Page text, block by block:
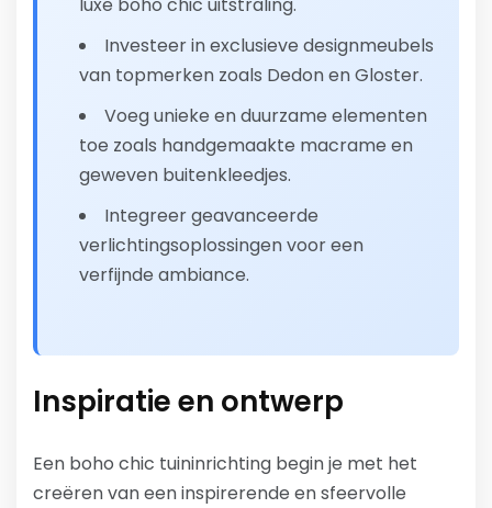
Investeer in exclusieve designmeubels
van topmerken zoals Dedon en Gloster.
Voeg unieke en duurzame elementen
toe zoals handgemaakte macrame en
geweven buitenkleedjes.
Integreer geavanceerde
verlichtingsoplossingen voor een
verfijnde ambiance.
Inspiratie en ontwerp
Een boho chic tuininrichting begin je met het
creëren van een inspirerende en sfeervolle